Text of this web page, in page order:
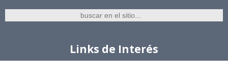
Links de Interés